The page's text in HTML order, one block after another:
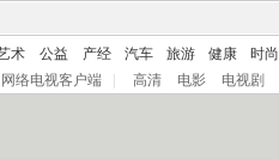
术 公益 产经 汽车 旅游 健康 时尚
网络电视客户端 高清 电影 电视剧